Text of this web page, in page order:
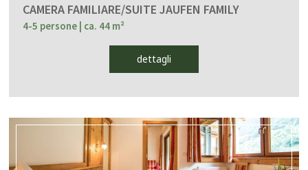
CAMERA FAMILIARE/SUITE JAUFEN FAMILY
4-5 persone | ca. 44 m²
dettagli